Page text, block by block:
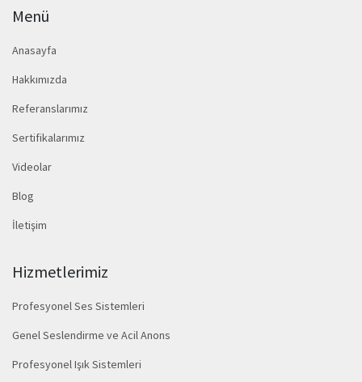
Menü
Anasayfa
Hakkımızda
Referanslarımız
Sertifikalarımız
Videolar
Blog
İletişim
Hizmetlerimiz
Profesyonel Ses Sistemleri
Genel Seslendirme ve Acil Anons
Profesyonel Işık Sistemleri